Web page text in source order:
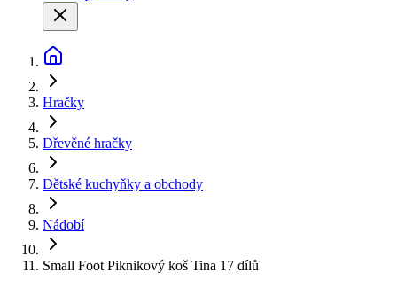
Hračky
Dřevěné hračky
Dětské kuchyňky a obchody
Nádobí
Small Foot Piknikový koš Tina 17 dílů